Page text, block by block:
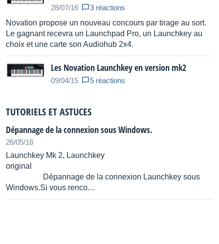
28/07/16
3 réactions
Novation propose un nouveau concours par tirage au sort.
Le gagnant recevra un Launchpad Pro, un Launchkey au
choix et une carte son Audiohub 2x4.
Les Novation Launchkey en version mk2
09/04/15 5 réactions
TUTORIELS ET ASTUCES
Dépannage de la connexion sous Windows.
26/05/18
Launchkey Mk 2, Launchkey
original
Dépannage de la connexion Launchkey sous
Windows.Si vous renco…